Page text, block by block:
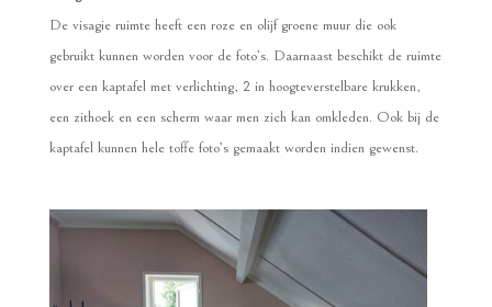
De visagie ruimte heeft een roze en olijf groene muur die ook
gebruikt kunnen worden voor de foto’s. Daarnaast beschikt de ruimte
over een kaptafel met verlichting, 2 in hoogteverstelbare krukken,
een zithoek en een scherm waar men zich kan omkleden. Ook bij de
kaptafel kunnen hele toffe foto’s gemaakt worden indien gewenst.